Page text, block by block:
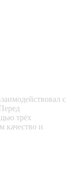
с
трёх
качество и